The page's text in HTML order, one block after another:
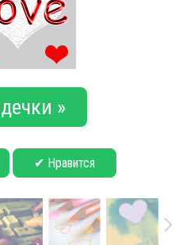
»
✔ Нравится